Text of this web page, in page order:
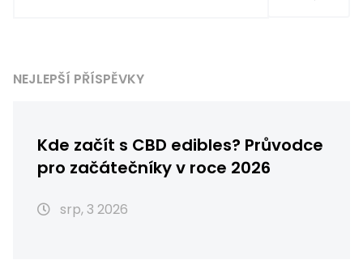
NEJLEPŠÍ PŘÍSPĚVKY
Kde začít s CBD edibles? Průvodce
pro začátečníky v roce 2026
srp, 3 2026